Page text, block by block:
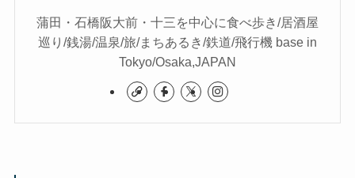
蒲田・石橋阪大前・十三を中心に食べ歩き/居酒屋
巡り/銭湯/温泉/旅/まちあるき/鉄道/飛行機 base in
Tokyo/Osaka,JAPAN